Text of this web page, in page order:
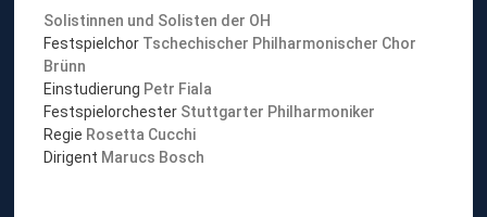
Solistinnen und Solisten der OH
Festspielchor Tschechischer Philharmonischer Chor
Brünn
Einstudierung Petr Fiala
Festspielorchester Stuttgarter Philharmoniker
Regie Rosetta Cucchi
Dirigent Marucs Bosch